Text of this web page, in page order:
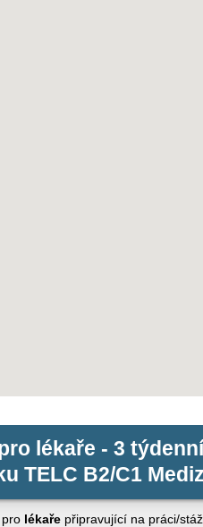
lékaře - 3
TELC B2/C1
lékaře připravující na práci/